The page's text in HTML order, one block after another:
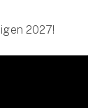
2027!